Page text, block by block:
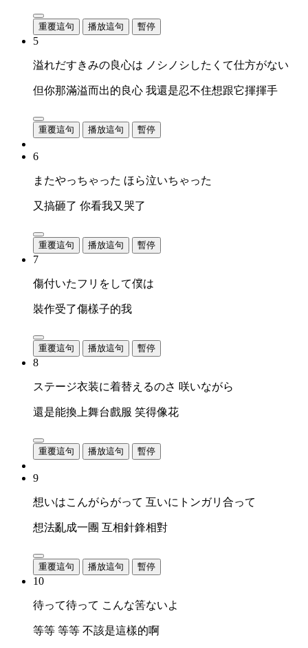
重覆這句 播放這句 暫停
5
溢れだすきみの良心は ノシノシしたくて仕方がない
但你那滿溢而出的良心 我還是忍不住想跟它揮揮手
重覆這句 播放這句 暫停
6
またやっちゃった ほら泣いちゃった
又搞砸了 你看我又哭了
重覆這句 播放這句 暫停
7
傷付いたフリをして僕は
裝作受了傷樣子的我
重覆這句 播放這句 暫停
8
ステージ衣装に着替えるのさ 咲いながら
還是能換上舞台戲服 笑得像花
重覆這句 播放這句 暫停
9
想いはこんがらがって 互いにトンガリ合って
想法亂成一團 互相針鋒相對
重覆這句 播放這句 暫停
10
待って待って こんな筈ないよ
等等 等等 不該是這樣的啊